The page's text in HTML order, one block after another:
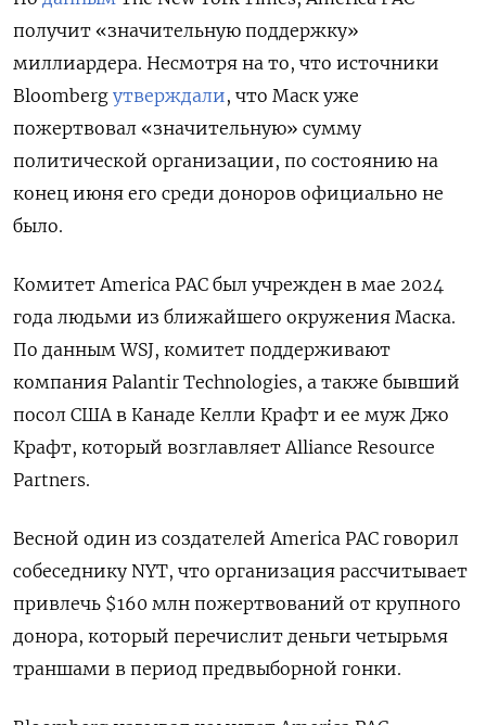
получит «значительную поддержку»
миллиардера. Несмотря на то, что источники
Bloomberg утверждали, что Маск уже
пожертвовал «значительную» сумму
политической организации, по состоянию на
конец июня его среди доноров официально не
было.
Комитет America PAC был учрежден в мае 2024
года людьми из ближайшего окружения Маска.
По данным WSJ, комитет поддерживают
компания Palantir Technologies, а также бывший
посол США в Канаде Келли Крафт и ее муж Джо
Крафт, который возглавляет Alliance Resource
Partners.
Весной один из создателей America PAC говорил
собеседнику NYT, что организация рассчитывает
привлечь $160 млн пожертвований от крупного
донора, который перечислит деньги четырьмя
траншами в период предвыборной гонки.